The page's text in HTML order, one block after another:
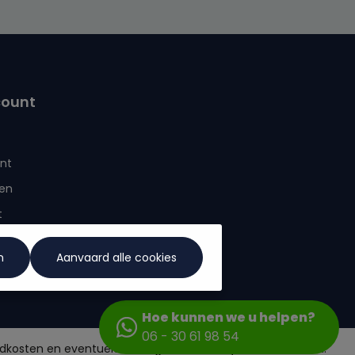
heeft geaccepteerd.
en eventuele bezorgkosten, tenzij anders vermeld.
Hoe kunnen we u helpen?
06 - 30 61 98 54
Aanvaard alle cookies